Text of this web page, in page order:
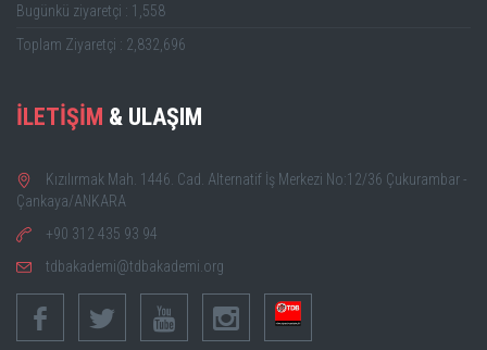
Bugünkü ziyaretçi : 1,558
Toplam Ziyaretçi : 2,832,696
İLETİŞİM & ULAŞIM
Kızılırmak Mah. 1446. Cad. Alternatif İş Merkezi No:12/36 Çukurambar -
Çankaya/ANKARA
+90 312 435 93 94
tdbakademi@tdbakademi.org